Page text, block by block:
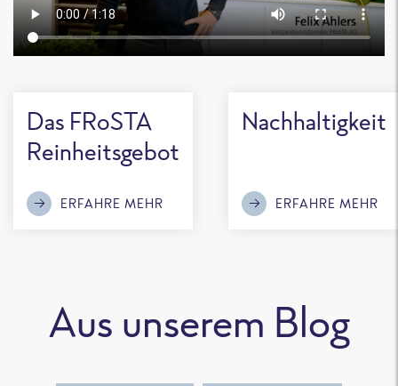
Das FRoSTA
Reinheitsgebot
ERFAHRE MEHR
Nachhaltigkeit
ERFAHRE MEHR
Aus unserem Blog